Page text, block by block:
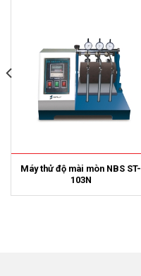
Máy thử độ mài mòn NBS ST-
103N